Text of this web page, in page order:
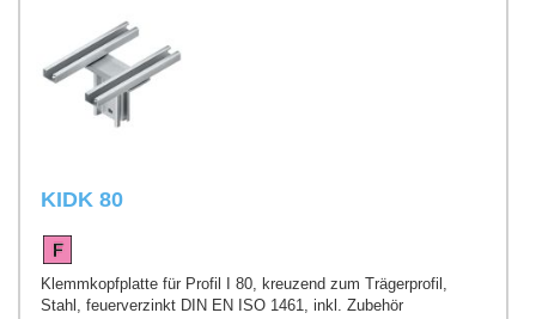
KIDK 80
Klemmkopfplatte für Profil I 80, kreuzend zum Trägerprofil,
Stahl, feuerverzinkt DIN EN ISO 1461, inkl. Zubehör